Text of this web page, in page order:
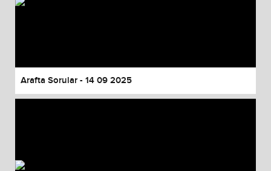
Arafta Sorular - 14 09 2025